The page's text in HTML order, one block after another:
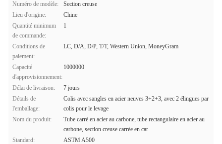
Numéro de modèle:
Section creuse
Lieu d'origine:
Chine
Quantité minimum
de commande:
1
Conditions de
paiement:
LC, D/A, D/P, T/T, Western Union, MoneyGram
Capacité
d'approvisionnement:
1000000
Délai de livraison:
7 jours
Détails de
l'emballage:
Colis avec sangles en acier neuves 3+2+3, avec 2 élingues par
colis pour le levage
Nom du produit:
Tube carré en acier au carbone, tube rectangulaire en acier au
carbone, section creuse carrée en car
Standard:
ASTM A500